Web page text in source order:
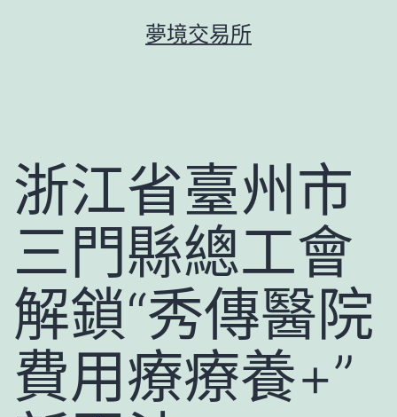
夢境交易所
浙江省臺州市
三門縣總工會
解鎖“秀傳醫院
費用療療養+”